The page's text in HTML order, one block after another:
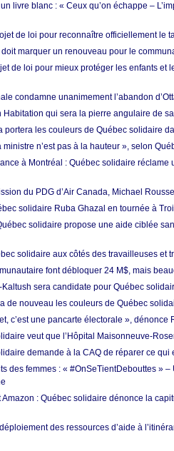
livre blanc : « Ceux qu’on échappe –
de loi pour reconnaître officiellement le
doit marquer un renouveau pour le
de loi pour mieux protéger les enfants et
condamne unanimement l’abandon
qui sera la pierre angulaire de
portera les couleurs de Québec solidaire
n’est pas à la hauteur », selon
à Montréal : Québec solidaire réclame
du PDG d’Air Canada, Michael
solidaire Ruba Ghazal en tournée à
solidaire propose une aide ciblée
solidaire aux côtés des travailleuses et
font débloquer 24 M$, mais
sera candidate pour Québec
de nouveau les couleurs de Québec
c’est une pancarte électorale », dénonce
veut que l’Hôpital Maisonneuve-
demande à la CAQ de réparer ce qui
des femmes : « #OnSeTientDebouttes » –
: Québec solidaire dénonce la
des ressources d’aide à